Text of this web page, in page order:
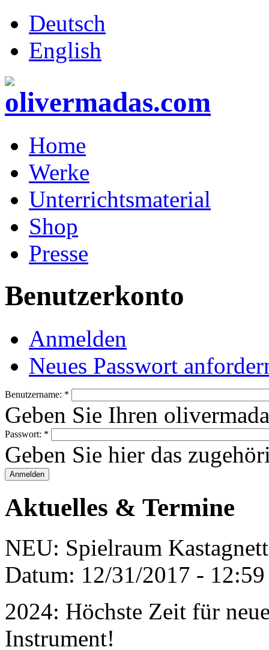
Deutsch
English
Home
Werke
Unterrichtsmaterial
Shop
Presse
Benutzerkonto
Anmelden
Neues Passwort
Benutzername: *
Geben Sie Ihren
Passwort: *
Geben Sie hier das
Aktuelles & Termine
NEU: Spielraum
Datum: 12/31/2017 - 12:59
2024: Höchste Zeit für
Instrument!